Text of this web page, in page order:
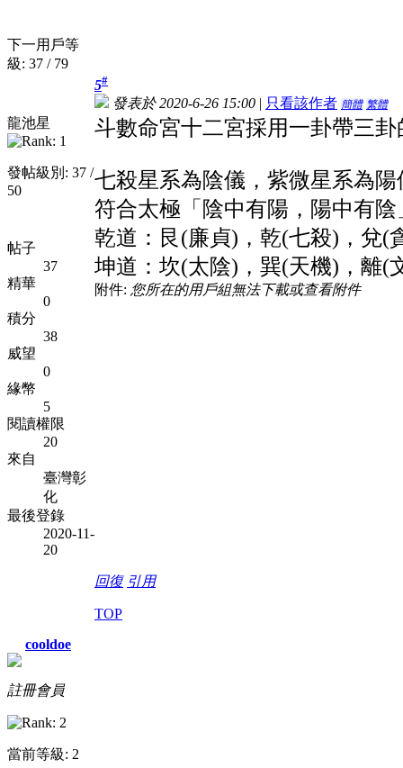
下一用戶等
級: 37 / 79
龍池星
發帖級別: 37 /
50
帖子
37
精華
0
積分
38
威望
0
緣幣
5
閱讀權限
20
來自
臺灣彰
化
最後登錄
2020-11-
20
5#
發表於 2020-6-26 15:00 | 只看該作者 簡體 繁體
斗數命宮十二宮採用一卦帶三
七殺星系為陰儀，紫微星系為
符合太極「陰中有陽，陽中有
乾道：艮(廉貞)，乾(七殺)，兌(
坤道：坎(太陰)，巽(天機)，離(
附件: 您所在的用戶組無法下載或查看附件
回復 引用
TOP
cooldoe
註冊會員
當前等級: 2